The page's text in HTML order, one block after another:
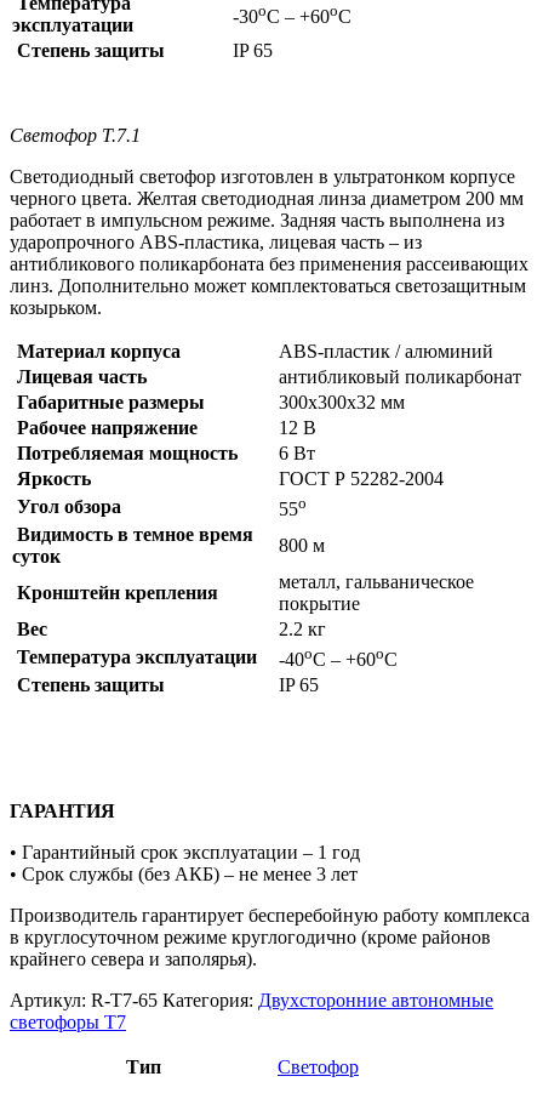
эксплуатации
-30оС – +60оС
Степень защиты
IP 65
Светофор Т.7.1
Светодиодный светофор изготовлен в ультратонком корпусе
черного цвета. Желтая светодиодная линза диаметром 200 мм
работает в импульсном режиме. Задняя часть выполнена из
ударопрочного ABS-пластика, лицевая часть – из
антибликового поликарбоната без применения рассеивающих
линз. Дополнительно может комплектоваться светозащитным
козырьком.
Материал корпуса
ABS-пластик / алюминий
Лицевая часть
антибликовый поликарбонат
Габаритные размеры
300х300х32 мм
Рабочее напряжение
12 В
Потребляемая мощность
6 Вт
Яркость
ГОСТ Р 52282-2004
Угол обзора
55о
Видимость в темное время
суток
800 м
Кронштейн крепления
металл, гальваническое
покрытие
Вес
2.2 кг
Температура эксплуатации
-40оС – +60оС
Степень защиты
IP 65
ГАРАНТИЯ
• Гарантийный срок эксплуатации – 1 год
• Срок службы (без АКБ) – не менее 3 лет
Производитель гарантирует бесперебойную работу комплекса
в круглосуточном режиме круглогодично (кроме районов
крайнего севера и заполярья).
Артикул: R-Т7-65 Категория: Двухсторонние автономные
светофоры Т7
Тип Светофор